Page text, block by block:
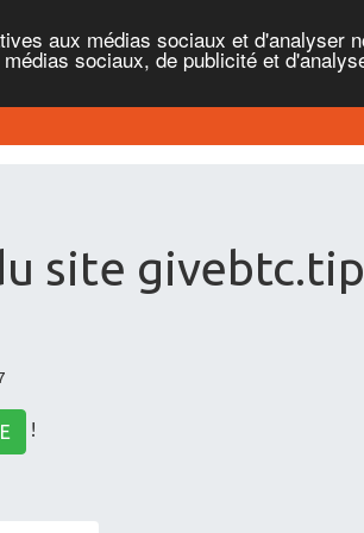
aux médias sociaux et d'analyser
sociaux, de publicité et
site
!